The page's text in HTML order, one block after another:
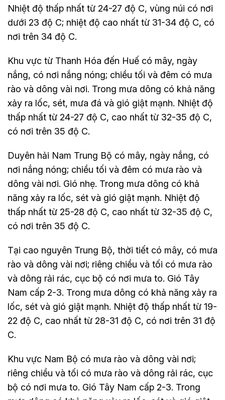
Nhiệt độ thấp nhất từ 24-27 độ C, vùng núi có nơi
dưới 23 độ C; nhiệt độ cao nhất từ 31-34 độ C, có
nơi trên 34 độ C.
Khu vực từ Thanh Hóa đến Huế có mây, ngày
nắng, có nơi nắng nóng; chiều tối và đêm có mưa
rào và dông vài nơi. Trong mưa dông có khả năng
xảy ra lốc, sét, mưa đá và gió giật mạnh. Nhiệt độ
thấp nhất từ 24-27 độ C, cao nhất từ 32-35 độ C,
có nơi trên 35 độ C.
Duyên hải Nam Trung Bộ có mây, ngày nắng, có
nơi nắng nóng; chiều tối và đêm có mưa rào và
dông vài nơi. Gió nhẹ. Trong mưa dông có khả
năng xảy ra lốc, sét và gió giật mạnh. Nhiệt độ
thấp nhất từ 25-28 độ C, cao nhất từ 32-35 độ C,
có nơi trên 35 độ C.
Tại cao nguyên Trung Bộ, thời tiết có mây, có mưa
rào và dông vài nơi; riêng chiều và tối có mưa rào
và dông rải rác, cục bộ có nơi mưa to. Gió Tây
Nam cấp 2-3. Trong mưa dông có khả năng xảy ra
lốc, sét và gió giật mạnh. Nhiệt độ thấp nhất từ 19-
22 độ C, cao nhất từ 28-31 độ C, có nơi trên 31 độ
C.
Khu vực Nam Bộ có mưa rào và dông vài nơi;
riêng chiều và tối có mưa rào và dông rải rác, cục
bộ có nơi mưa to. Gió Tây Nam cấp 2-3. Trong